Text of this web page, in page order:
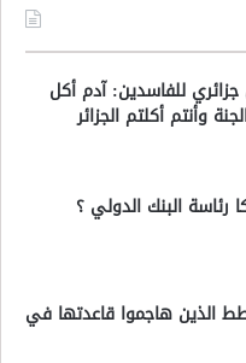
جزائري للفاسدين: آدم أكل
وأنتم أكلتم الجزائر
رئاسة البنك الدولي ؟
الذين هاجموا قاعدتها في